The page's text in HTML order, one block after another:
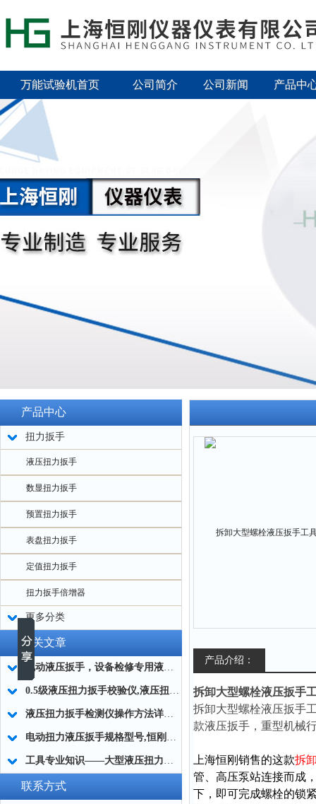
万能试验机首页 公司简介 公司新闻 产品中
产品中心
扭力扳手
液压扭力扳手
数显扭力扳手
预置扭力扳手
表盘扭力扳手
定值扭力扳手
扭力扳手倍增器
更多分类
相关文章
电动液压扳手，设备检修专用液压扳手
0.5级液压扭力扳手校验仪,液压扭力板子校验仪器厂家
液压扭力扳手检测仪操作方法详细介绍
电动扭力液压扳手规格型号,恒刚液压扭力扳手规格型号
工具专业知识——大型液压扭力扳手的选择及注意事项
联系方式
产品介绍：
拆卸大型螺栓液压扳手
拆卸大型螺栓液压扳手
款液压扳手， 重型机械
上海恒刚销售的这款拆
管、高压泵站连接而成
下，即可完成螺栓的锁